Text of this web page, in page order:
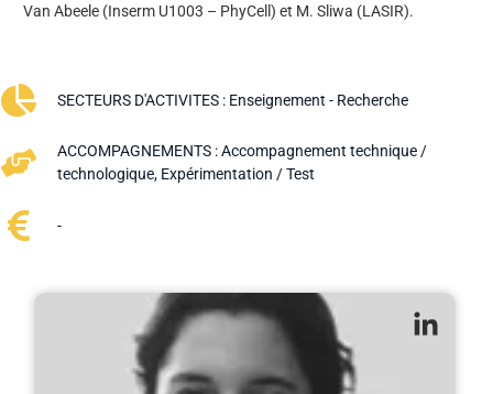
Van Abeele (Inserm U1003 – PhyCell) et M. Sliwa (LASIR).
SECTEURS D'ACTIVITES : Enseignement - Recherche
ACCOMPAGNEMENTS :Accompagnement technique /
technologique, Expérimentation / Test
-